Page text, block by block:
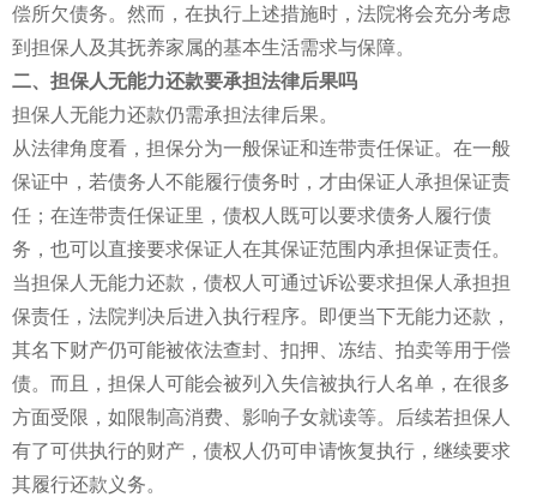
偿所欠债务。然而，在执行上述措施时，法院将会充分考虑
到担保人及其抚养家属的基本生活需求与保障。
二、担保人无能力还款要承担法律后果吗
担保人无能力还款仍需承担法律后果。
从法律角度看，担保分为一般保证和连带责任保证。在一般
保证中，若债务人不能履行债务时，才由保证人承担保证责
任；在连带责任保证里，债权人既可以要求债务人履行债
务，也可以直接要求保证人在其保证范围内承担保证责任。
当担保人无能力还款，债权人可通过诉讼要求担保人承担担
保责任，法院判决后进入执行程序。即便当下无能力还款，
其名下财产仍可能被依法查封、扣押、冻结、拍卖等用于偿
债。而且，担保人可能会被列入失信被执行人名单，在很多
方面受限，如限制高消费、影响子女就读等。后续若担保人
有了可供执行的财产，债权人仍可申请恢复执行，继续要求
其履行还款义务。